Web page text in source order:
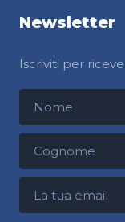
Newsletter
Iscriviti per
Nome
Cognome
Indirizzo email